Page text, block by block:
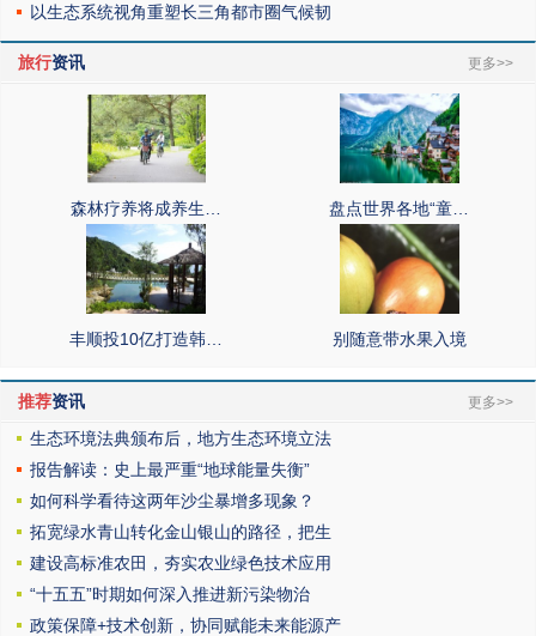
以生态系统视角重塑长三角都市圈气候韧
旅行资讯 更多>>
森林疗养将成养生… 盘点世界各地“童…
丰顺投10亿打造韩… 别随意带水果入境
推荐资讯 更多>>
生态环境法典颁布后，地方生态环境立法
报告解读：史上最严重“地球能量失衡”
如何科学看待这两年沙尘暴增多现象？
拓宽绿水青山转化金山银山的路径，把生
建设高标准农田，夯实农业绿色技术应用
“十五五”时期如何深入推进新污染物治
政策保障+技术创新，协同赋能未来能源产